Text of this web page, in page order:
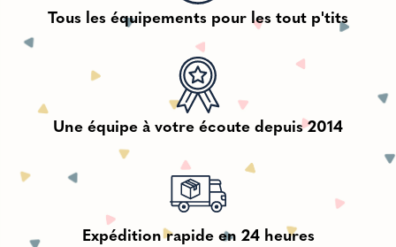
Tous les équipements pour les tout p'tits
Une équipe à votre écoute depuis 2014
Expédition rapide en 24 heures